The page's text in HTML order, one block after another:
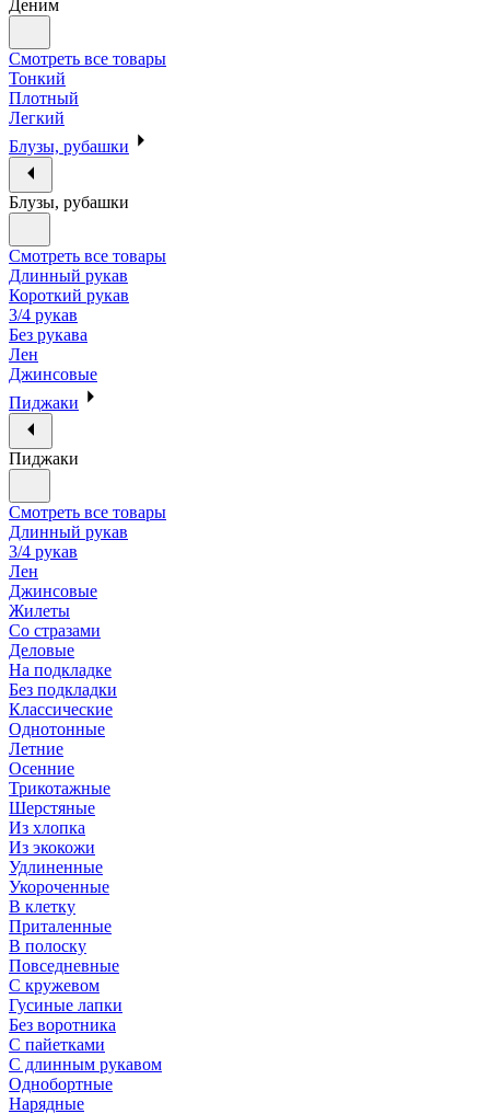
Деним
Смотреть все товары
Тонкий
Плотный
Легкий
Блузы, рубашки
Блузы, рубашки
Смотреть все товары
Длинный рукав
Короткий рукав
3/4 рукав
Без рукава
Лен
Джинсовые
Пиджаки
Пиджаки
Смотреть все товары
Длинный рукав
3/4 рукав
Лен
Джинсовые
Жилеты
Со стразами
Деловые
На подкладке
Без подкладки
Классические
Однотонные
Летние
Осенние
Трикотажные
Шерстяные
Из хлопка
Из экокожи
Удлиненные
Укороченные
В клетку
Приталенные
В полоску
Повседневные
С кружевом
Гусиные лапки
Без воротника
С пайетками
С длинным рукавом
Однобортные
Нарядные